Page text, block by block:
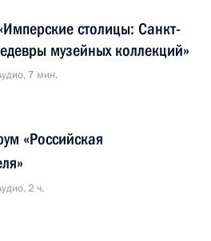
столицы: Санкт-
музейных коллекций»
7 мин.
«Российская
2 ч.